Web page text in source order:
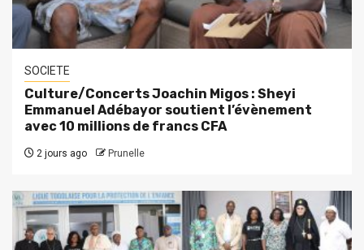
SOCIETE
Culture/Concerts Joachin Migos : Sheyi
Emmanuel Adébayor soutient l’évènement
avec 10 millions de francs CFA
2 jours ago Prunelle